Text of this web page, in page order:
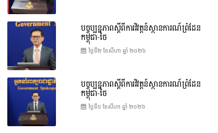
បច្ចុប្បន្នភាពស្ដីពីការវិវត្តន៍ស្ថានការណ៍ព្រំដែន
កម្ពុជា-ថៃ
ថ្ងៃទី២ ខែ​សីហា ឆ្នាំ ២០២៦
បច្ចុប្បន្នភាពស្ដីពីការវិវត្តន៍ស្ថានការណ៍ព្រំដែន
កម្ពុជា-ថៃ
ថ្ងៃទី១ ខែ​សីហា ឆ្នាំ ២០២៦